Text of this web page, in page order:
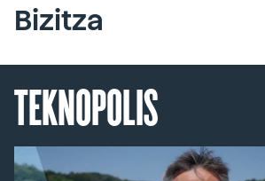
Bizitza
TEKNOPOLIS